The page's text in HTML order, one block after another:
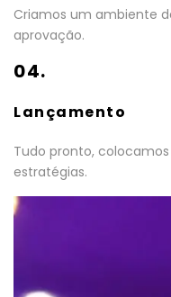
Criamos um ambiente
aprovação.
04.
Lançamento
Tudo pronto,
estratégias.